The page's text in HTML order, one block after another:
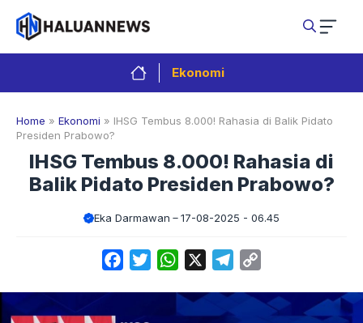
Langsung
isi
Ekonomi
Home » Ekonomi » IHSG Tembus 8.000! Rahasia di Balik Pidato
Presiden Prabowo?
IHSG Tembus 8.000! Rahasia di
Balik Pidato Presiden Prabowo?
Eka Darmawan 17-08-2025 - 06.45
FacebookTwitterWhatsApp Telegram